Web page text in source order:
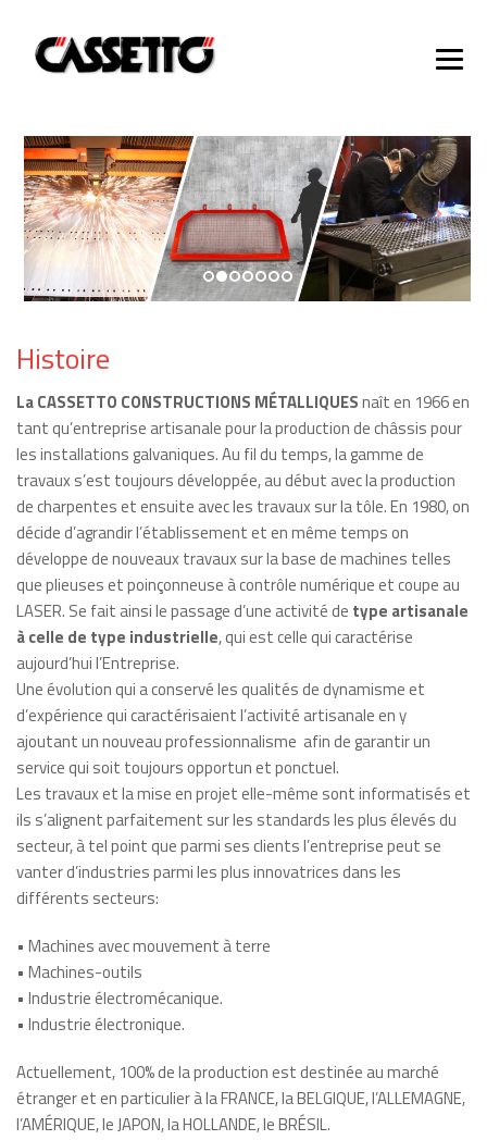
Histoire
La CASSETTO CONSTRUCTIONS MÉTALLIQUESnaît en 1966 en
tant qu’entreprise artisanale pour la production de châssis pour
les installations galvaniques. Au fil du temps, la gamme de
travaux s’est toujours développée, au début avec la production
de charpentes et ensuite avec les travaux sur la tôle. En 1980, on
décide d’agrandir l’établissement et en même temps on
développe de nouveaux travaux sur la base de machines telles
que plieuses et poinçonneuse à contrôle numérique et coupe au
LASER. Se fait ainsi le passage d’une activité de type artisanale
à celle de type industrielle, qui est celle qui caractérise
aujourd’hui l’Entreprise.
Une évolution qui a conservé les qualités de dynamisme et
d’expérience qui caractérisaient l’activité artisanale en y
ajoutant un nouveau professionnalisme afin de garantir un
service qui soit toujours opportun et ponctuel.
Les travaux et la mise en projet elle-même sont informatisés et
ils s’alignent parfaitement sur les standards les plus élevés du
secteur, à tel point que parmi ses clients l’entreprise peut se
vanter d’industries parmi les plus innovatrices dans les
différents secteurs:
• Machines avec mouvement à terre
• Machines-outils
• Industrie électromécanique.
• Industrie électronique.
Actuellement, 100% de la production est destinée au marché
étranger et en particulier à la FRANCE, la BELGIQUE, l’ALLEMAGNE,
l’AMÉRIQUE, le JAPON, la HOLLANDE, le BRÉSIL.